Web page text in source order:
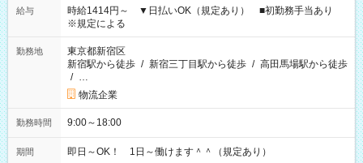
給与
時給1414円～ ▼日払いOK（規定あり） ■初勤務手当あり
※規定による
勤務地
東京都新宿区
新宿駅から徒歩 / 新宿三丁目駅から徒歩 / 高田馬場駅から徒歩
/ …
物流企業
勤務時間 9:00～18:00
期間 即日～OK！ 1日～働けます＾＾（規定あり）